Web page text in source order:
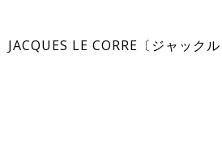
JACQUES LE CORRE〔ジャックル